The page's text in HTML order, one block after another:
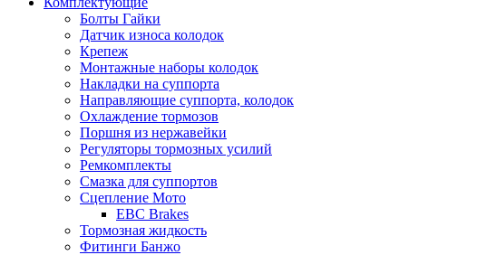
Болты Гайки
Датчик износа колодок
Крепеж
Монтажные наборы колодок
Накладки на суппорта
Направляющие суппорта, колодок
Охлаждение тормозов
Поршня из нержавейки
Регуляторы тормозных усилий
Ремкомплекты
Смазка для суппортов
Сцепление Мото
EBC Brakes
Тормозная жидкость
Фитинги Банжо